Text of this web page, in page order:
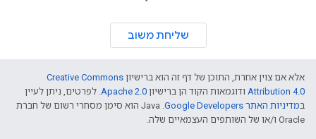
שליחת משוב
אלא אם צוין אחרת, התוכן של דף זה הוא ברישיון Creative Commons
Attribution 4.0 ודוגמאות הקוד הן ברישיון Apache 2.0. לפרטים, ניתן לעיין
במדיניות האתר Google Developers‏
.‏ Java הוא סימן מסחרי רשום של חברת
Oracle ו/או של השותפים העצמאיים שלה.